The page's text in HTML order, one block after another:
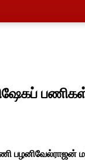
பணிகள்